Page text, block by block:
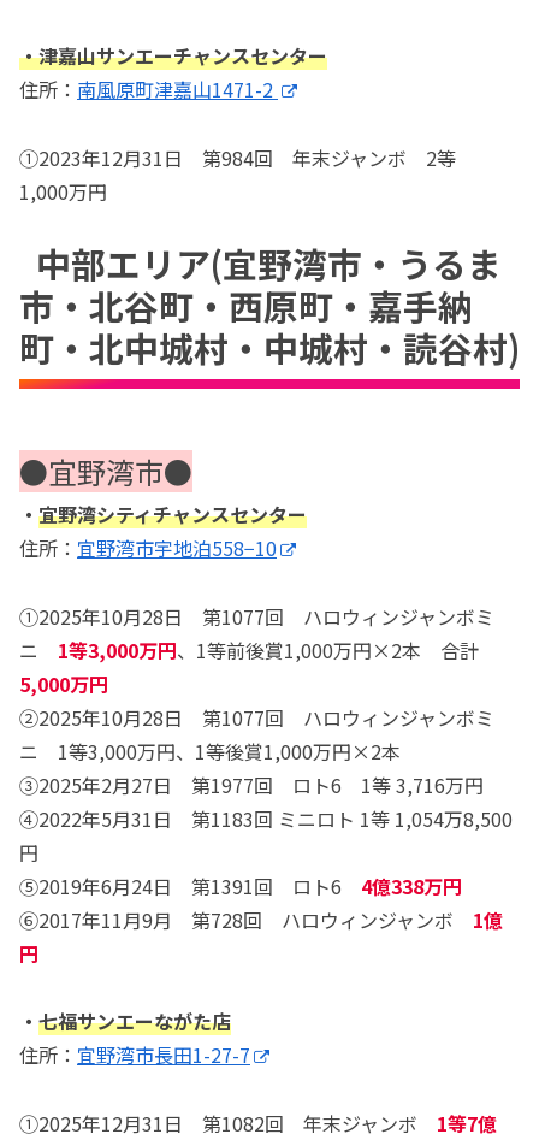
・津嘉山サンエーチャンスセンター
住所： 南風原町津嘉山1471-2
①2023年12月31日 第984回 年末ジャンボ 2等
1,000万円
中部エリア(宜野湾市・うるま
市・北谷町・西原町・嘉手納
町・北中城村・中城村・読谷村)
●宜野湾市●
・ 宜野湾シティチャンスセンター
住所： 宜野湾市宇地泊558−10
①2025年10月28日 第1077回 ハロウィンジャンボミ
ニ 1等3,000万円、1等前後賞1,000万円×2本 合計
5,000万円
②2025年10月28日 第1077回 ハロウィンジャンボミ
ニ 1等3,000万円、1等後賞1,000万円×2本
③2025年2月27日 第1977回 ロト6 1等 3,716万円
④2022年5月31日 第1183回 ミニロト 1等 1,054万8,500
円
⑤2019年6月24日 第1391回 ロト6 4億338万円
⑥2017年11月9月 第728回 ハロウィンジャンボ 1億
円
・ 七福サンエーながた店
住所： 宜野湾市長田1-27-7
①2025年12月31日 第1082回 年末ジャンボ 1等7億